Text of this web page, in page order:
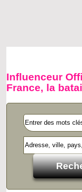
Influenceur
France, la